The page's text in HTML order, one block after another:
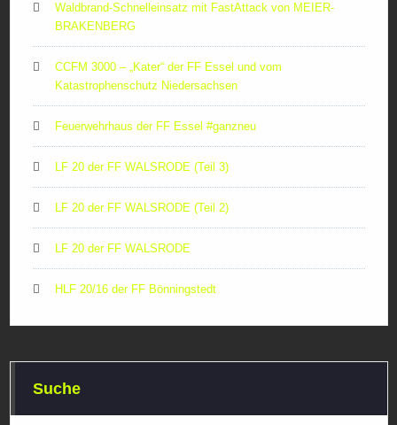
Waldbrand-Schnelleinsatz mit FastAttack von MEIER-
BRAKENBERG
CCFM 3000 – „Kater“ der FF Essel und vom
Katastrophenschutz Niedersachsen
Feuerwehrhaus der FF Essel #ganzneu
LF 20 der FF WALSRODE (Teil 3)
LF 20 der FF WALSRODE (Teil 2)
LF 20 der FF WALSRODE
HLF 20/16 der FF Bönningstedt
Suche